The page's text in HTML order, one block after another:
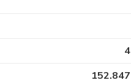
4
152.847